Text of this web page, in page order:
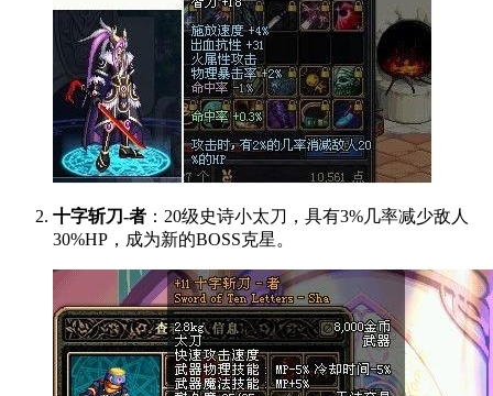
十字斩刀-者 ：20级史诗小太刀，具有3%几率减少敌人
30%HP，成为新的BOSS克星。